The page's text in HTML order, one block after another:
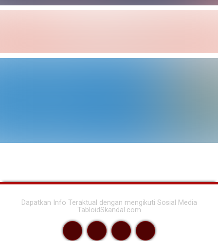
Dapatkan Info Teraktual dengan mengikuti Sosial Media
TabloidSkandal.com